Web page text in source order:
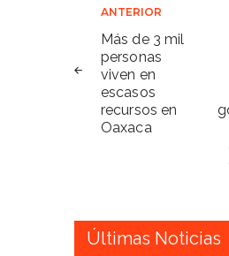
Navegación
de
entradas
ANTERIOR
Más de 3 mil
personas
viven en
escasos
recursos en
Oaxaca
Últimas Noticias